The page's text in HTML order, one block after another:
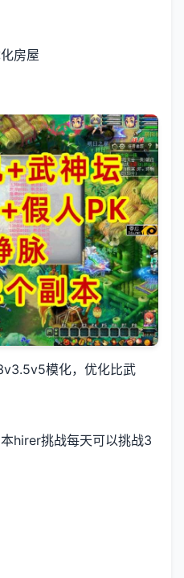
房屋
模化，优化比武
hirer挑战每天可以挑战3